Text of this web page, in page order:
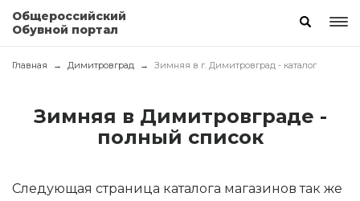
Общероссийский
Обувной портал
Главная Димитровград Зимняя в г. Димитровград - каталог
Зимняя в Димитровграде -
полный список
Следующая страница каталога магазинов так же